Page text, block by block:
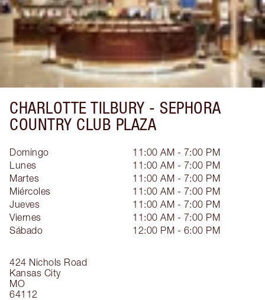
CHARLOTTE TILBURY - SEPHORA
COUNTRY CLUB PLAZA
424 Nichols Road
Kansas City
MO
64112
Domingo
11:00 AM - 7:00 PM
Lunes
11:00 AM - 7:00 PM
Martes
11:00 AM - 7:00 PM
Miércoles
11:00 AM - 7:00 PM
Jueves
11:00 AM - 7:00 PM
Viernes
11:00 AM - 7:00 PM
Sábado
12:00 PM - 6:00 PM